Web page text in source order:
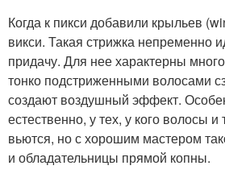
Когда к пикси добавили крыльев
викси. Такая стрижка непременно
придачу. Для нее характерны
тонко подстриженными волосами
создают воздушный эффект.
естественно, у тех, у кого волосы
вьются, но с хорошим мастером
и обладательницы прямой копны.